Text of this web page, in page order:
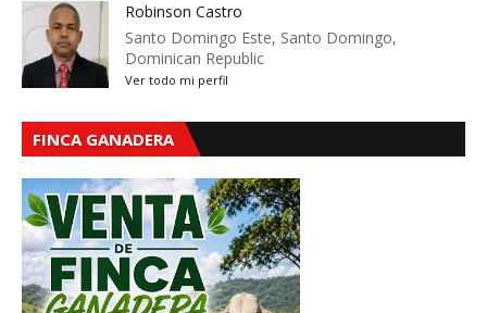
Robinson Castro
Santo Domingo Este, Santo Domingo,
Dominican Republic
Ver todo mi perfil
FINCA GANADERA